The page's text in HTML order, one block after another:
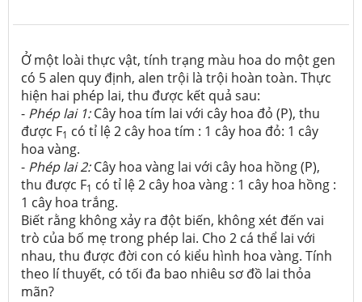
Ở một loài thực vật, tính trạng màu hoa do một gen
có 5 alen quy định, alen trội là trội hoàn toàn. Thực
hiện hai phép lai, thu được kết quả sau:
- Phép lai 1:Cây hoa tím lai với cây hoa đỏ (P), thu
được F1 có tỉ lệ 2 cây hoa tím : 1 cây hoa đỏ: 1 cây
hoa vàng.
- Phép lai 2:Cây hoa vàng lai với cây hoa hồng (P),
thu được F1 có tỉ lệ 2 cây hoa vàng : 1 cây hoa hồng :
1 cây hoa trắng.
Biết rằng không xảy ra đột biến, không xét đến vai
trò của bố mẹ trong phép lai. Cho 2 cá thể lai với
nhau, thu được đời con có kiểu hình hoa vàng. Tính
theo lí thuyết, có tối đa bao nhiêu sơ đồ lai thỏa
mãn?